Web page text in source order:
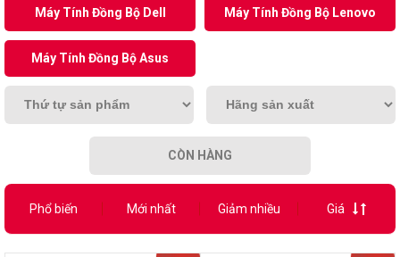
Máy Tính Đồng Bộ Dell Máy Tính Đồng Bộ Lenovo
Máy Tính Đồng Bộ Asus
CÒN HÀNG
Phổ biến Mới nhất Giảm nhiều Giá